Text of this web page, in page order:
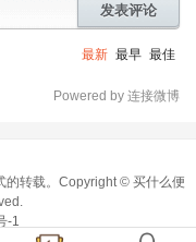
发表评论
最新 最早 最佳
Powered by 连接微博
的转载。Copyright © 买什么便
-1